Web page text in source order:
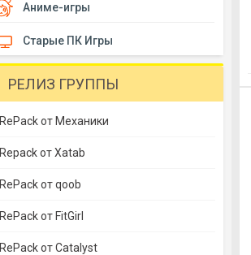
Аниме-игры
Старые ПК Игры
РЕЛИЗ ГРУППЫ
RePack от Механики
Repack от Xatab
RePack от qoob
RePack от FitGirl
RePack от Catalyst